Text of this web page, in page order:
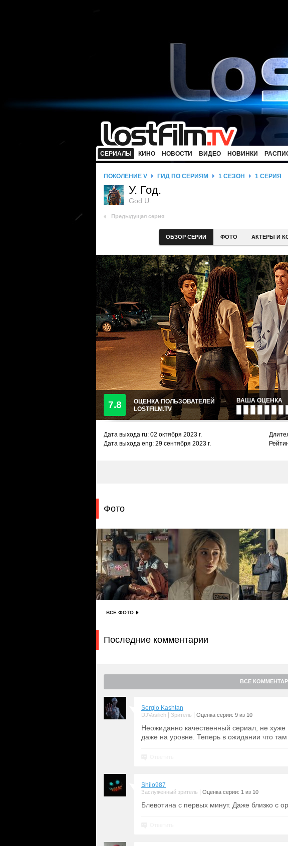
СЕРИАЛЫ КИНО НОВОСТИ ВИДЕО НОВИНКИ
ПОКОЛЕНИЕ V ГИД ПО СЕРИЯМ 1 СЕЗОН 1 СЕРИЯ
У. Год.
God U.
Предыдущая серия
ОБЗОР СЕРИИ ФОТО АКТЕРЫ И
7.8
ОЦЕНКА ПОЛЬЗОВАТЕЛЕЙ
LOSTFILM.TV
ВАША ОЦЕНКА
Дата выхода ru: 02 октября 2023 г.
Дата выхода eng: 29 сентября 2023 г.
Фото
ВСЕ ФОТО
Последние комментарии
ВСЕ
Sergio Kashtan
DJVasilich Зритель Оценка серии: 9 из 10
Неожиданно качественный сериал, не
даже на уровне. Теперь в ожидании что
Shilo987
Заслуженный зритель Оценка серии: 1 из 10
Блевотина с первых минут. Даже близко с